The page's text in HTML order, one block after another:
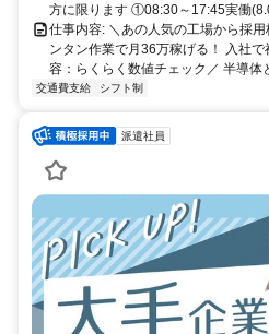
方に限ります ①08:30～17:45実働
仕事内容: ＼あの人気の工場から採
ンタン作業で月36万稼げる！ 入社
容：らくらく数値チェック／ 半導体
交通費支給 シフト制
派遣社員